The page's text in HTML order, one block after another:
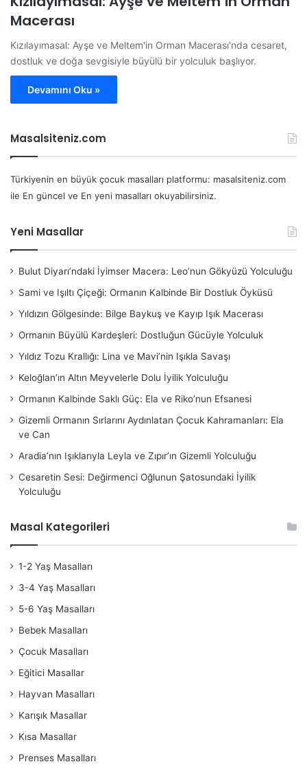
Macerası
Kızılayımasal: Ayşe ve Meltem'in Orman Macerası'nda cesaret,
dostluk ve doğa sevgisiyle büyülü bir yolculuk başlıyor.
Devamını Oku »
Masalsiteniz.com
Türkiyenin en büyük çocuk masalları platformu: masalsiteniz.com
ile En güncel ve En yeni masalları okuyabilirsiniz.
Yeni Masallar
Bulut Diyarı’ndaki İyimser Macera: Leo’nun Gökyüzü Yolculuğu
Sami ve Işıltı Çiçeği: Ormanın Kalbinde Bir Dostluk Öyküsü
Yıldızın Gölgesinde: Bilge Baykuş ve Kayıp Işık Macerası
Ormanın Büyülü Kardeşleri: Dostluğun Gücüyle Yolculuk
Yıldız Tozu Krallığı: Lina ve Mavi’nin Işıkla Savaşı
Keloğlan’ın Altın Meyvelerle Dolu İyilik Yolculuğu
Ormanın Kalbinde Saklı Güç: Ela ve Riko’nun Efsanesi
Gizemli Ormanın Sırlarını Aydınlatan Çocuk Kahramanları: Ela
ve Can
Aradia’nın Işıklarıyla Leyla ve Zıpır’ın Gizemli Yolculuğu
Cesaretin Sesi: Değirmenci Oğlunun Şatosundaki İyilik
Yolculuğu
Masal Kategorileri
1-2 Yaş Masalları
3-4 Yaş Masalları
5-6 Yaş Masalları
Bebek Masalları
Çocuk Masalları
Eğitici Masallar
Hayvan Masalları
Karışık Masallar
Kısa Masallar
Prenses Masalları